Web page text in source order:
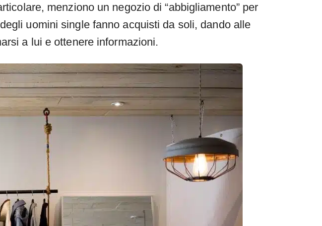
menziono un negozio di “abbigliamento” per
uomini single fanno acquisti da soli, dando alle
a lui e ottenere informazioni.